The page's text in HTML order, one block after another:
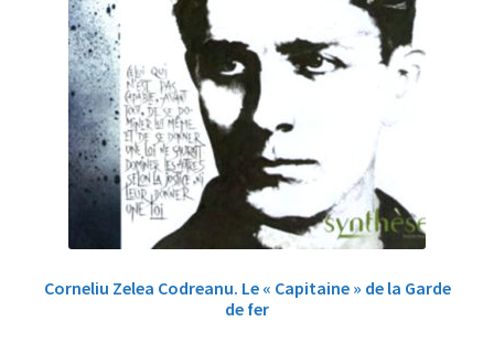
Corneliu Zelea Codreanu. Le « Capitaine » de la Garde
de fer